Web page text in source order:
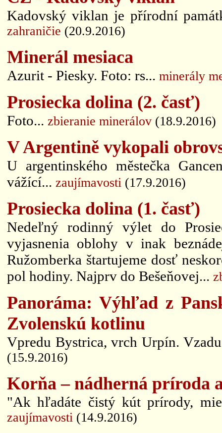
Kadovský viklan je přírodní
zahraničie (20.9.2016)
Minerál mesiaca
Azurit - Piesky. Foto: rs... minerály
Prosiecka dolina (2. časť)
Foto... zbieranie minerálov (18.9.2016)
V Argentině vykopali
U argentinského městečka
vážící... zaujímavosti (17.9.2016)
Prosiecka dolina (1. časť)
Nedeľný rodinný výlet do
vyjasnenia oblohy v inak
Ružomberka štartujeme dosť
pol hodiny. Najprv do Bešeňovej...
Panoráma: Výhľad z
Zvolenskú kotlinu
Vpredu Bystrica, vrch Urpín.
(15.9.2016)
Korňa – nádherná príroda
"Ak hľadáte čistý kút prírody,
zaujímavosti (14.9.2016)